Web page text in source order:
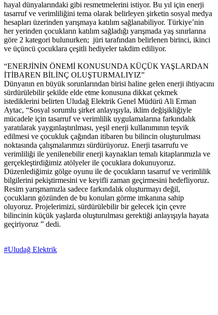
hayal dünyalarındaki gibi resmetmelerini istiyor. Bu yıl için enerji
tasarruf ve verimliliğini tema olarak belirleyen şirketin sosyal medya
hesapları üzerinden yarışmaya katılım sağlanabiliyor. Türkiye’nin
her yerinden çocukların katılım sağladığı yarışmada yaş sınırlarına
göre 2 kategori bulunurken; jüri tarafından belirlenen birinci, ikinci
ve üçüncü çocuklara çeşitli hediyeler takdim ediliyor.
“ENERJİNİN ÖNEMİ KONUSUNDA KÜÇÜK YAŞLARDAN
İTİBAREN BİLİNÇ OLUŞTURMALIYIZ”
Dünyanın en büyük sorunlarından birisi haline gelen enerji ihtiyacını
sürdürülebilir şekilde elde etme konusuna dikkat çekmek
istediklerini belirten Uludağ Elektrik Genel Müdürü Ali Erman
Aytac, “Sosyal sorumlu şirket anlayışıyla, iklim değişikliğiyle
mücadele için tasarruf ve verimlilik uygulamalarına farkındalık
yaratılarak yaygınlaştırılması, yeşil enerji kullanımının teşvik
edilmesi ve çocukluk çağından itibaren bu bilincin oluşturulması
noktasında çalışmalarımızı sürdürüyoruz. Enerji tasarrufu ve
verimliliği ile yenilenebilir enerji kaynakları temalı kitaplarımızla ve
gerçekleştirdiğimiz atölyeler ile çocuklara dokunuyoruz.
Düzenlediğimiz gölge oyunu ile de çocukların tasarruf ve verimlilik
bilgilerini pekiştirmesini ve keyifli zaman geçirmesini hedefliyoruz.
Resim yarışmamızla sadece farkındalık oluşturmayı değil,
çocukların gözünden de bu konuları görme imkanına sahip
oluyoruz. Projelerimizi, sürdürülebilir bir gelecek için çevre
bilincinin küçük yaşlarda oluşturulması gerektiği anlayışıyla hayata
geçiriyoruz ” dedi.
#Uludağ Elektrik